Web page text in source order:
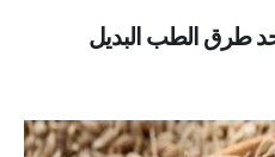
طرقالطب البديل